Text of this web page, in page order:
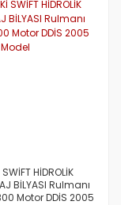
SWİFT HİDROLİK
BİLYASI Rulmanı
Motor DDİS 2005